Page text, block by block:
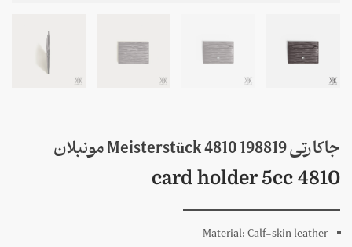
جاکارتی 198819 Meisterstück 4810 مونبلان
4810 card holder 5cc
Material:Calf-skin leather